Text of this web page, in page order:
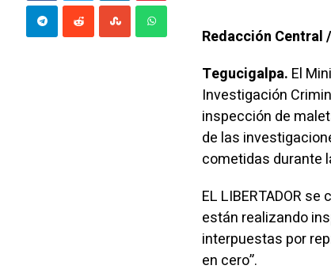
Redacción Central /
Tegucigalpa. El
Investigación
inspección de
de las
cometidas durante
EL LIBERTADOR
están realizando
interpuestas por
en cero”.